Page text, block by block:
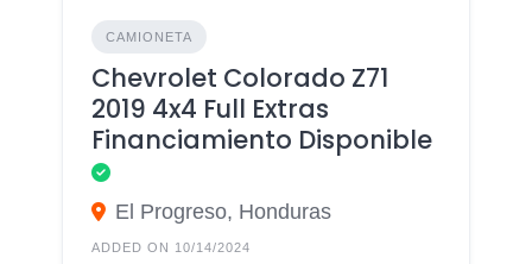
CAMIONETA
Chevrolet Colorado Z71
2019 4x4 Full Extras
Financiamiento Disponible
El Progreso, Honduras
ADDED ON 10/14/2024